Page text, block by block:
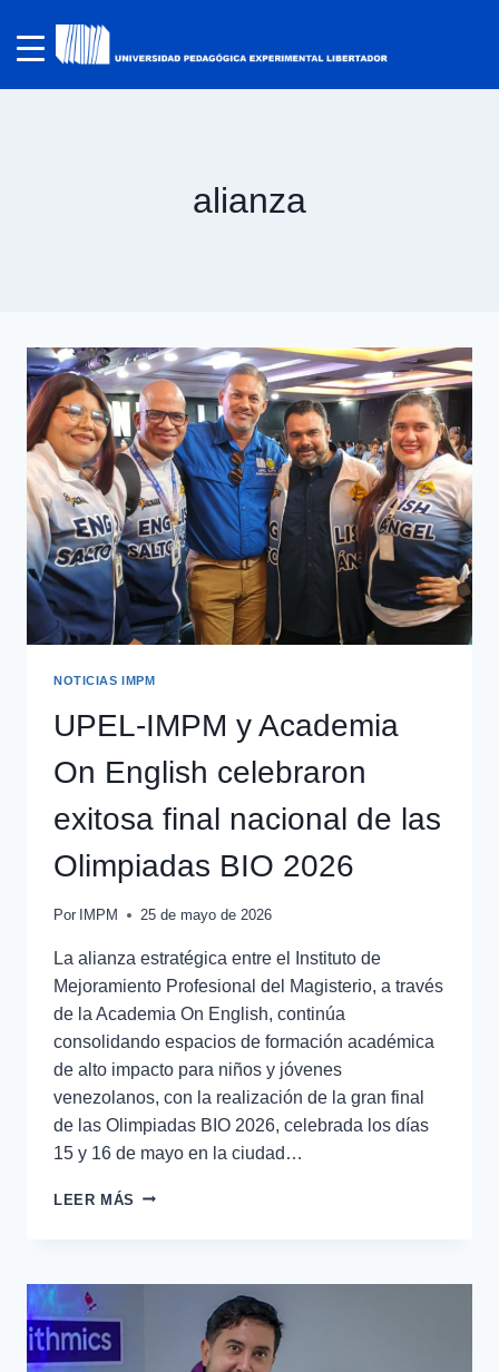
alianza
NOTICIAS IMPM
UPEL-IMPM y Academia
On English celebraron
exitosa final nacional de las
Olimpiadas BIO 2026
Por IMPM 25 de mayo de 2026
La alianza estratégica entre el Instituto de
Mejoramiento Profesional del Magisterio, a través
de la Academia On English, continúa
consolidando espacios de formación académica
de alto impacto para niños y jóvenes
venezolanos, con la realización de la gran final
de las Olimpiadas BIO 2026, celebrada los días
15 y 16 de mayo en la ciudad…
LEER MÁS